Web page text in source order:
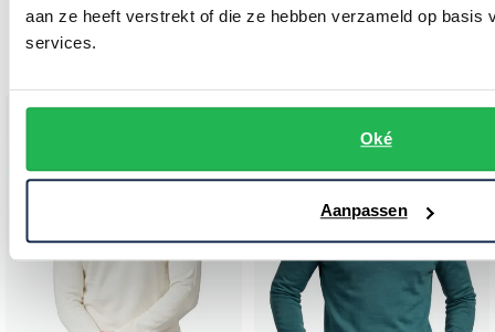
aan ze heeft verstrekt of die ze hebben verzameld op basis
services.
Oké
Aanpassen
€ 139,95€ 111,96
Toevoegen aan favorieten